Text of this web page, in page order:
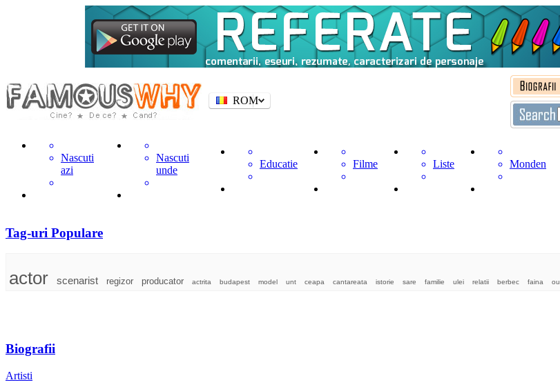
ROM
Nascuti
azi
Nascuti
unde
Educatie Filme Liste Monden
Tag-uri Populare
actor scenarist regizor producator actrita budapest model unt ceapa cantareata istorie sare familie ulei relatii berbec faina
Biografii
Artisti